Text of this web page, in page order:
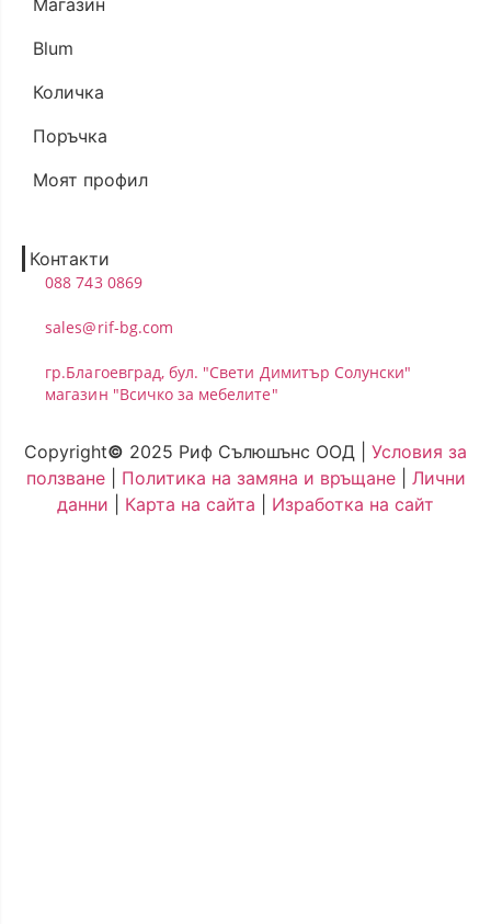
Blum
Количка
Поръчка
Моят профил
Контакти
088 743 0869
sales@rif-bg.com
гр.Благоевград, бул. "Свети Димитър Солунски"
магазин "Всичко за мебелите"
Copyright© 2025 Риф Сълюшънс ООД | Условия за
ползване| Политика на замяна и връщане| Лични
данни
Карта на сайта Изработка на сайт